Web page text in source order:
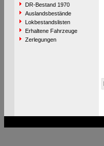
DR-Bestand 1970
Auslandsbestände
Lokbestandslisten
Erhaltene Fahrzeuge
Zerlegungen